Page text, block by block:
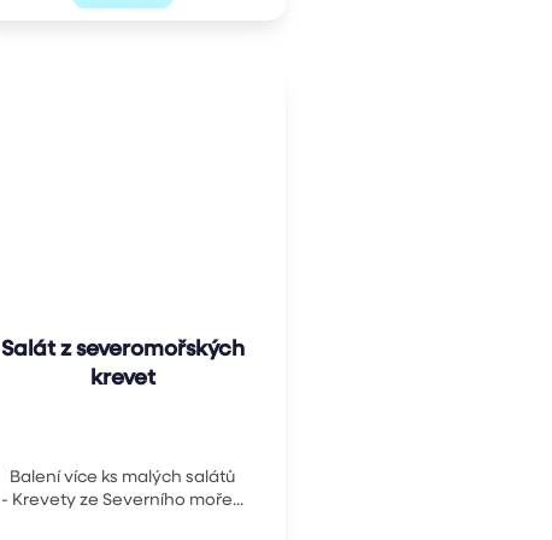
Salát z severomořských
krevet
Balení více ks malých salátů
- Krevety ze Severního moře...